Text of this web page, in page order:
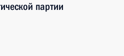
партии